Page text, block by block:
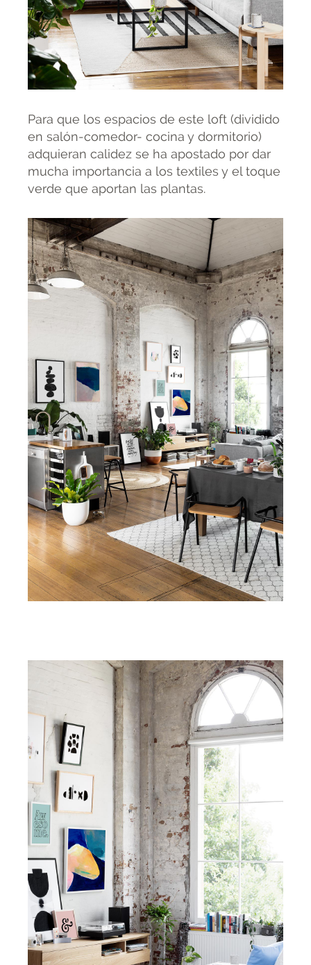
Para que los espacios de este loft (dividido
en salón-comedor- cocina y dormitorio)
adquieran calidez se ha apostado por dar
mucha importancia a los textiles y el toque
verde que aportan las plantas.